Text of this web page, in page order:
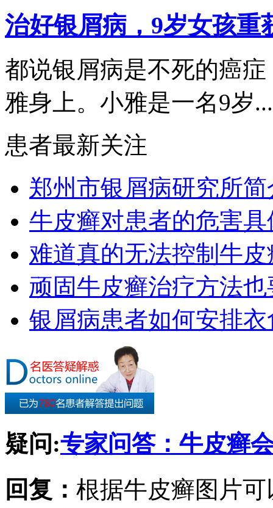
治好银屑病，9岁女孩重
都说银屑病是不死的癌
雅身上。小雅是一名9岁...
患者最新关注
郑州市银屑病研究所简
牛皮癣对患者的危害
难道真的无法控制牛
顽固牛皮癣治疗方法也
银屑病患者如何安排
疑问:专家问答：牛皮癣
回复： 根据牛皮癣图片